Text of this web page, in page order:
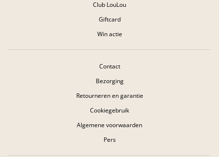
Club LouLou
Giftcard
Win actie
Contact
Bezorging
Retourneren en garantie
Cookiegebruik
Algemene voorwaarden
Pers